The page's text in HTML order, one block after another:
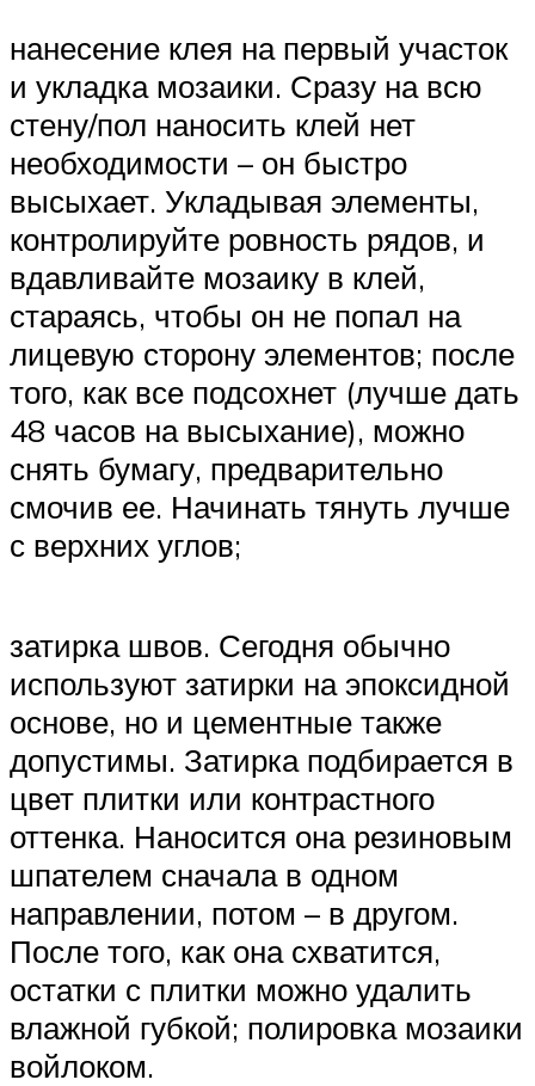
нанесение клея на первый участок
и укладка мозаики. Сразу на всю
стену/пол наносить клей нет
необходимости – он быстро
высыхает. Укладывая элементы,
контролируйте ровность рядов, и
вдавливайте мозаику в клей,
стараясь, чтобы он не попал на
лицевую сторону элементов; после
того, как все подсохнет (лучше дать
48 часов на высыхание), можно
снять бумагу, предварительно
смочив ее. Начинать тянуть лучше
с верхних углов;
затирка швов. Сегодня обычно
используют затирки на эпоксидной
основе, но и цементные также
допустимы. Затирка подбирается в
цвет плитки или контрастного
оттенка. Наносится она резиновым
шпателем сначала в одном
направлении, потом – в другом.
После того, как она схватится,
остатки с плитки можно удалить
влажной губкой; полировка мозаики
войлоком.